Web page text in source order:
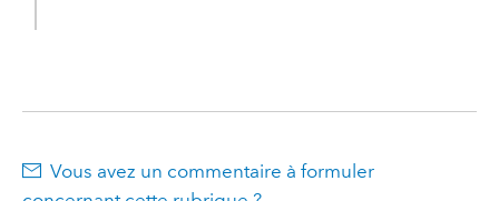
Vous avez un commentaire à formuler